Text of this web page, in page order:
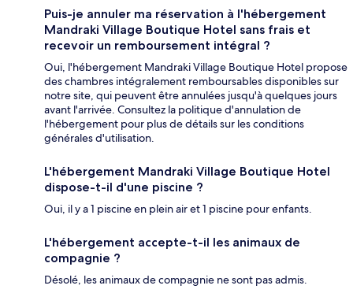
Puis-je annuler ma réservation à l'hébergement
Mandraki Village Boutique Hotel sans frais et
recevoir un remboursement intégral ?
Oui, l'hébergement Mandraki Village Boutique Hotel propose
des chambres intégralement remboursables disponibles sur
notre site, qui peuvent être annulées jusqu'à quelques jours
avant l'arrivée. Consultez la politique d'annulation de
l'hébergement pour plus de détails sur les conditions
générales d'utilisation.
L'hébergement Mandraki Village Boutique Hotel
dispose-t-il d'une piscine ?
Oui, il y a 1 piscine en plein air et 1 piscine pour enfants.
L'hébergement accepte-t-il les animaux de
compagnie ?
Désolé, les animaux de compagnie ne sont pas admis.